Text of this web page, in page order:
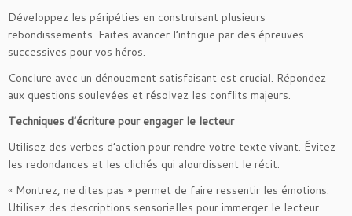
Développez les péripéties en construisant plusieurs
rebondissements. Faites avancer l’intrigue par des épreuves
successives pour vos héros.
Conclure avec un dénouement satisfaisant est crucial. Répondez
aux questions soulevées et résolvez les conflits majeurs.
Techniques d’écriture pour engager le lecteur
Utilisez des verbes d’action pour rendre votre texte vivant. Évitez
les redondances et les clichés qui alourdissent le récit.
« Montrez, ne dites pas » permet de faire ressentir les émotions.
Utilisez des descriptions sensorielles pour immerger le lecteur